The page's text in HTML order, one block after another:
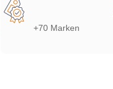
+70 Marken